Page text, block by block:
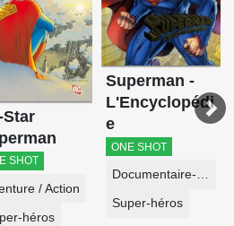
Star
SHOT
/ Action
héros
Superman -
L'Encyclopédi
e
ONE SHOT
Super-héros